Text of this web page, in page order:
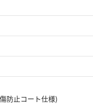
防止コート仕様)